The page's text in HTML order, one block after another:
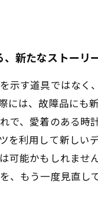
新たなストーリ
示す道具ではなく
には、故障品にも
で、愛着のある時
を利用して新しい
可能かもしれませ
、もう一度見直し